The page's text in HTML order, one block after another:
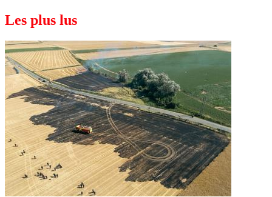
Les plus lus